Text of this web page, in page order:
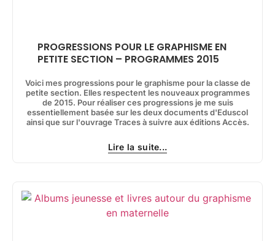
PROGRESSIONS POUR LE GRAPHISME EN
PETITE SECTION – PROGRAMMES 2015
Voici mes progressions pour le graphisme pour la classe de
petite section. Elles respectent les nouveaux programmes
de 2015. Pour réaliser ces progressions je me suis
essentiellement basée sur les deux documents d'Eduscol
ainsi que sur l'ouvrage Traces à suivre aux éditions Accès.
Lire la suite...